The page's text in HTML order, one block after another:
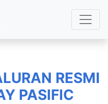
RESMI
PASIFIC